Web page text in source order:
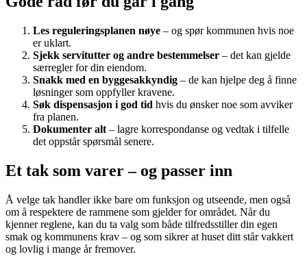
Les reguleringsplanen nøye – og spør kommunen hvis noe
er uklart.
Sjekk servitutter og andre bestemmelser – det kan gjelde
særregler for din eiendom.
Snakk med en byggesakkyndig – de kan hjelpe deg å finne
løsninger som oppfyller kravene.
Søk dispensasjon i god tid hvis du ønsker noe som avviker
fra planen.
Dokumenter alt – lagre korrespondanse og vedtak i tilfelle
det oppstår spørsmål senere.
Et tak som varer – og passer inn
Å velge tak handler ikke bare om funksjon og utseende, men også
om å respektere de rammene som gjelder for området. Når du
kjenner reglene, kan du ta valg som både tilfredsstiller din egen
smak og kommunens krav – og som sikrer at huset ditt står vakkert
og lovlig i mange år fremover.